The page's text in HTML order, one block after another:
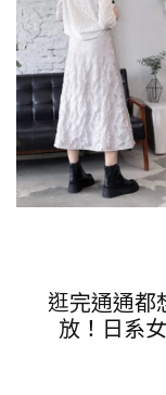
逛完通通都
放！日系